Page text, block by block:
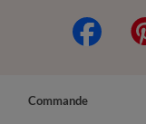
Commande